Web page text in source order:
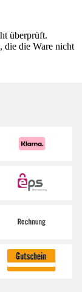
überprüft.
die die Ware nicht